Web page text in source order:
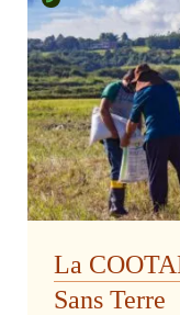
La
Sans Terre